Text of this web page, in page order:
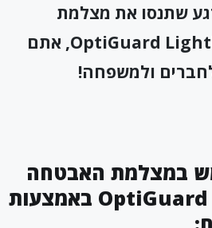
שתנסו את מצלמת
OptiGuard, אתם
ולמשפחה!
במצלמת האבטחה
באמצעות